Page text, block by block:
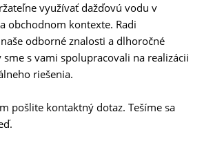
využívať dažďovú vodu v
obchodnom kontexte. Radi
odborné znalosti a dlhoročné
sme s vami spolupracovali na realizácii
riešenia.
pošlite kontaktný dotaz. Tešíme sa